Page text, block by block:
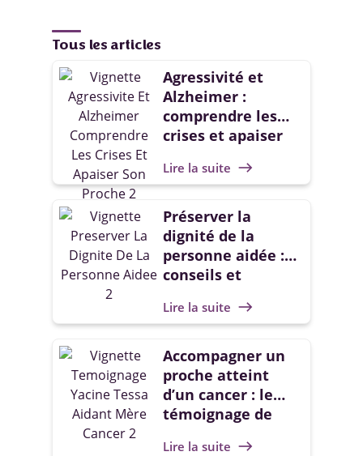
Tous les articles
Agressivité et
Alzheimer :
comprendre les
crises et apaiser
Lire la suite east
Préserver la
dignité de la
personne aidée :
conseils et
Lire la suite east
Accompagner un
proche atteint
d’un cancer : le
témoignage de
Lire la suite east